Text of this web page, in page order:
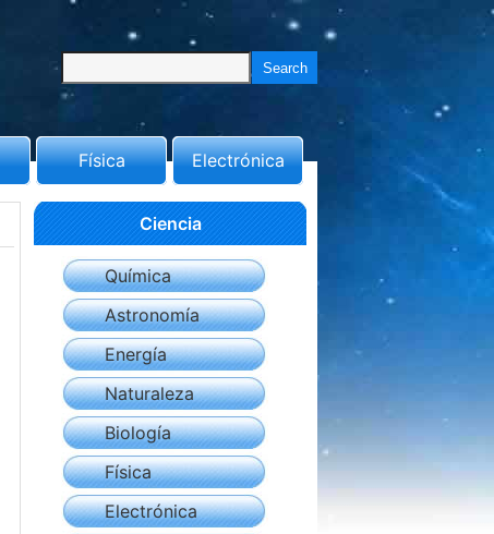
Física Electrónica
Ciencia
Química
Astronomía
Energía
Naturaleza
Biología
Física
Electrónica